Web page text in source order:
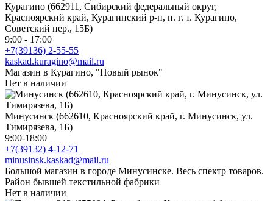
Курагино (662911, Сибирский федеральный округ,
Красноярский край, Курагинский р-н, п. г. т. Курагино,
Советский пер., 15Б)
9:00 - 17:00
+7(39136) 2-55-55
kaskad.kuragino@mail.ru
Магазин в Курагино, "Новый рынок"
Нет в наличии
Минусинск (662610, Красноярский край, г. Минусинск, ул.
Тимирязева, 1Б)
9:00-18:00
+7(39132) 4-12-71
minusinsk.kaskad@mail.ru
Большой магазин в городе Минусинске. Весь спектр товаров.
Район бывшей текстильной фабрики
Нет в наличии